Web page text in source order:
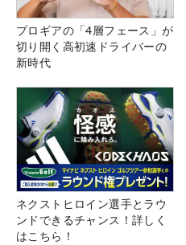
プロギアの「4層フェース」が
切り開く高初速ドライバーの
新時代
ネクストヒロイン選手とラウ
ンドできるチャンス！詳しく
はこちら！